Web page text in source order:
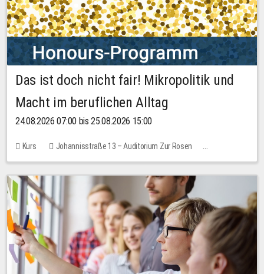
Das ist doch nicht fair! Mikropolitik und
Macht im beruflichen Alltag
24.08.2026 07:00 bis 25.08.2026 15:00
Kurs
Johannisstraße 13 – Auditorium Zur Rosen
Keine freien Plätze